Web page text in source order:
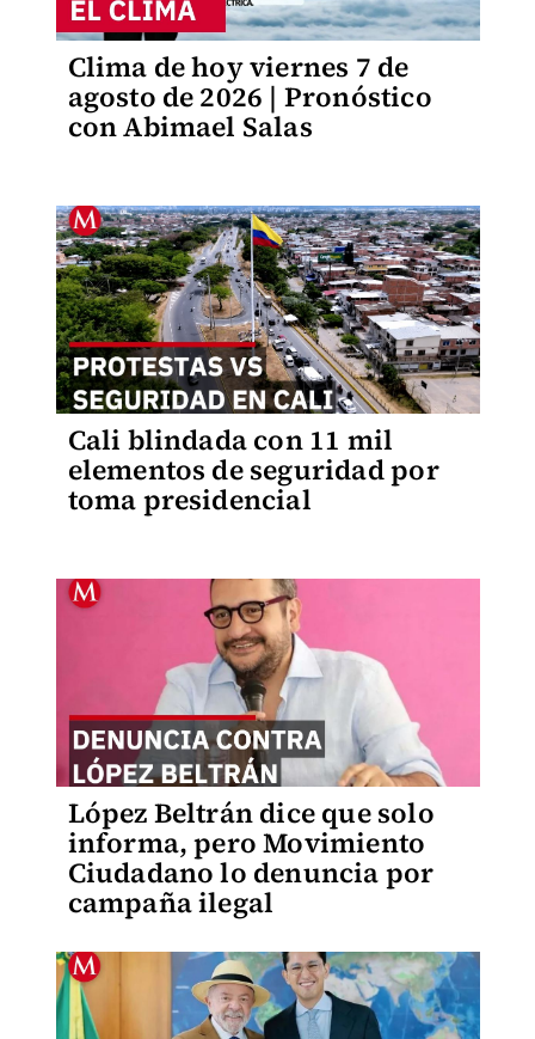
Clima de hoy viernes 7 de
agosto de 2026 | Pronóstico
con Abimael Salas
Cali blindada con 11 mil
elementos de seguridad por
toma presidencial
López Beltrán dice que solo
informa, pero Movimiento
Ciudadano lo denuncia por
campaña ilegal